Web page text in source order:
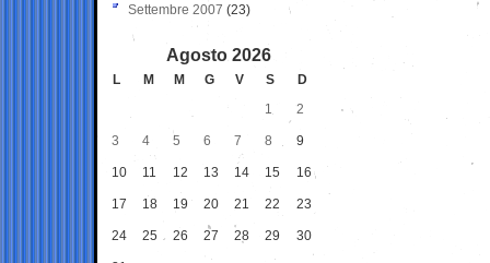
Settembre 2007 (23)
Agosto 2026
L M M G V S
D
1
2
3 4 5 6 7 8 9
10 11 12 13 14 15 16
17 18 19 20 21 22 23
24 25 26 27 28 29 30